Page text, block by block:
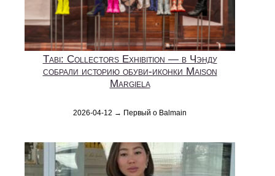
Tabi: Collectors Exhibition — в Чэнду
собрали историю обуви-иконки Maison
Margiela
2026-04-12 → Первый о Balmain